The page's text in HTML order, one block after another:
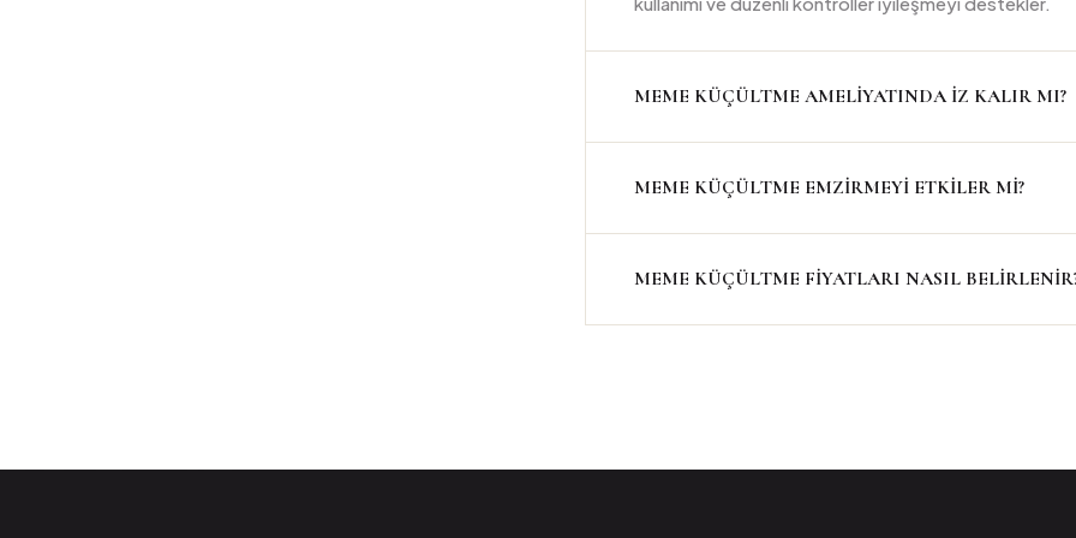
MEME KÜÇÜLTME AMELIYATINDA IZ KALIR MI?
MEME KÜÇÜLTME EMZIRMEYI ETKILER MI?
MEME KÜÇÜLTME FIYATLARI NASIL